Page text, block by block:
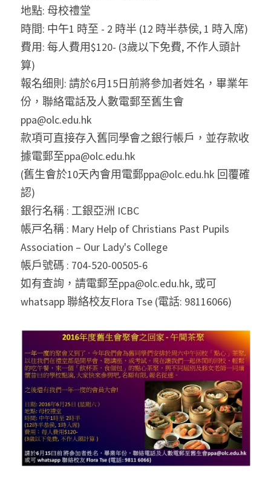
地點: 母校禮堂
時間: 中午1 時至 - 2 時半 (12 時半恭侯, 1 時入席)
費用: 每人費用$120- (3歲以下免費, 不作人頭計
算)
報名细則: 請於6月15日前將參加者姓名，畢業年
份，聯絡電話及人數電郵至舊生會
ppa@olc.edu.hk
款項可直接存入舊同學會之銀行帳戶，並存款收
據電郵至ppa@olc.edu.hk
(舊生會於10天內會用電郵ppa@olc.edu.hk 回覆確
認)
銀行名稱 : 工銀亞洲 ICBC
帳戸名稱 : Mary Help of Christians Past Pupils
Association – Our Lady's College
帳戶號碼 : 704-520-00505-6
如有查詢，請電郵至ppa@olc.edu.hk, 或可
whatsapp 聯絡校友Flora Tse (電話: 98116066)